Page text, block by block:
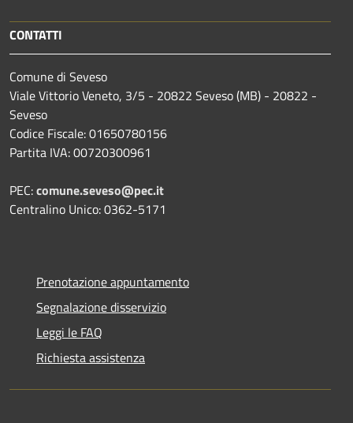
CONTATTI
Comune di Seveso
Viale Vittorio Veneto, 3/5 - 20822 Seveso (MB) - 20822 -
Seveso
Codice Fiscale: 01650780156
Partita IVA: 00720300961
PEC:comune.seveso@pec.it
Centralino Unico: 0362-5171
Prenotazione appuntamento
Segnalazione disservizio
Leggi le FAQ
Richiesta assistenza